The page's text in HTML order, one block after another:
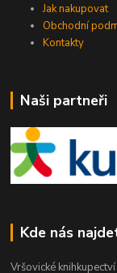
Jak nakupovat
Obchodní
Kontakty
Naši partneři
Kde nás
Vršovické knihkupectví